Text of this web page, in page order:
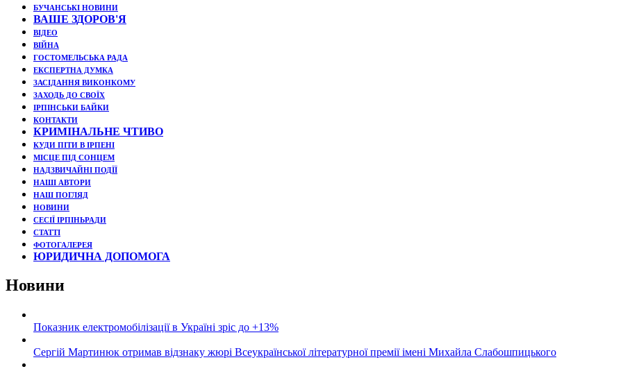
БУЧАНСЬКІ НОВИНИ
ВАШЕ ЗДОРОВ'Я
ВІДЕО
ВІЙНА
ГОСТОМЕЛЬСЬКА РАДА
ЕКСПЕРТНА ДУМКА
ЗАСІДАННЯ ВИКОНКОМУ
ЗАХОДЬ ДО СВОЇХ
ІРПІНСЬКИ БАЙКИ
КОНТАКТИ
КРИМІНАЛЬНЕ ЧТИВО
КУДИ ПІТИ В ІРПЕНІ
МІСЦЕ ПІД СОНЦЕМ
НАДЗВИЧАЙНІ ПОДЇЇ
НАШІ АВТОРИ
НАШ ПОГЛЯД
НОВИНИ
СЕСІЇ ІРПІНЬРАДИ
СТАТТІ
ФОТОГАЛЕРЕЯ
ЮРИДИЧНА ДОПОМОГА
Новини
Показник електромобілізації в Україні зріс до +13%
Сергій Мартинюк отримав відзнаку жюрі Всеукраїнської літературної премії імені Михайла Слабошпицького